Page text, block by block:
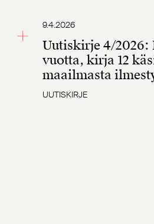
9.4.2026
Uutiskirje 4/2026:
vuotta, kirja 12
maailmasta
UUTISKIRJE